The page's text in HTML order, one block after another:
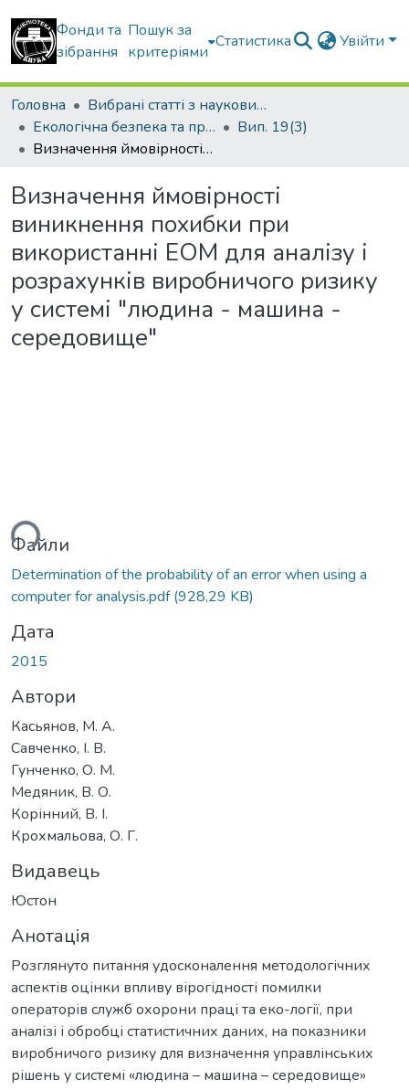
Фонди та
зібрання
Пошук за
критеріями
Статистика Увійти
Головна
Вибрані статті з наукових збірників КНУБА
Екологічна безпека та природокористування
Вип. 19(3)
Визначення ймовірності виникнення похибки при використанні ЕОМ для аналізу і розрахунків виробничого ризику у системі "людина - машина - середовище"
Визначення ймовірності
виникнення похибки при
використанні ЕОМ для аналізу і
розрахунків виробничого ризику
у системі "людина - машина -
середовище"
Файли
Determination of the probability of an error when using a
computer for analysis.pdf(928,29 KB)
Дата
2015
Автори
Касьянов, М. А.
Савченко, І. В.
Гунченко, О. М.
Медяник, В. О.
Корінний, В. І.
Крохмальова, О. Г.
Видавець
Юстон
Анотація
Розглянуто питання удосконалення методологічних
аспектів оцінки впливу вірогідності помилки
операторів служб охорони праці та еко-логії, при
аналізі і обробці статистичних даних, на показники
виробничого ризику для визначення управлінських
рішень у системі «людина – машина – середовище»